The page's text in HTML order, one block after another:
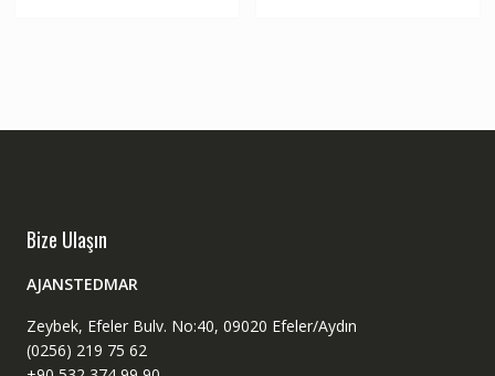
Bize Ulaşın
AJANSTEDMAR
Zeybek, Efeler Bulv. No:40, 09020 Efeler/Aydın
(0256) 219 75 62